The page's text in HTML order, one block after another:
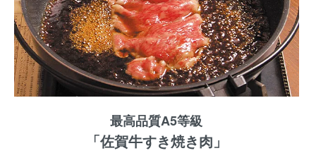
最高品質A5等級
「佐賀牛すき焼き肉」